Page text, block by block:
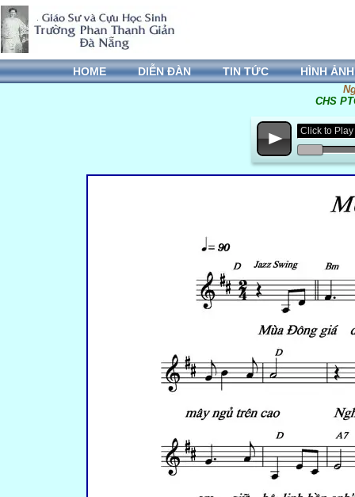
HOME DIỄN ĐÀN TIN TỨC HÌNH ẢNH
CHS
p Click to